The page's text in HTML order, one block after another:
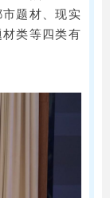
题材、现实
类等四类有